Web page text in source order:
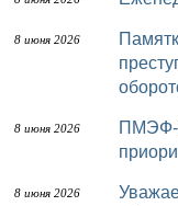
8 июня 2026
Памятка об уголовной ответственности за
8 июня 2026
ПМЭФ-2026: Владимир Путин обозначил
8 июня 2026
Уважаемые председатели, руководители